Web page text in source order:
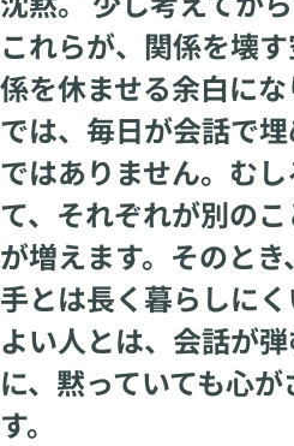
これらが、関係を壊
係を休ませる余白に
では、毎日が会話で
ではありません。む
て、それぞれが別の
が増えます。そのと
手とは長く暮らしに
よい人とは、会話が
に、黙っていても心
す。